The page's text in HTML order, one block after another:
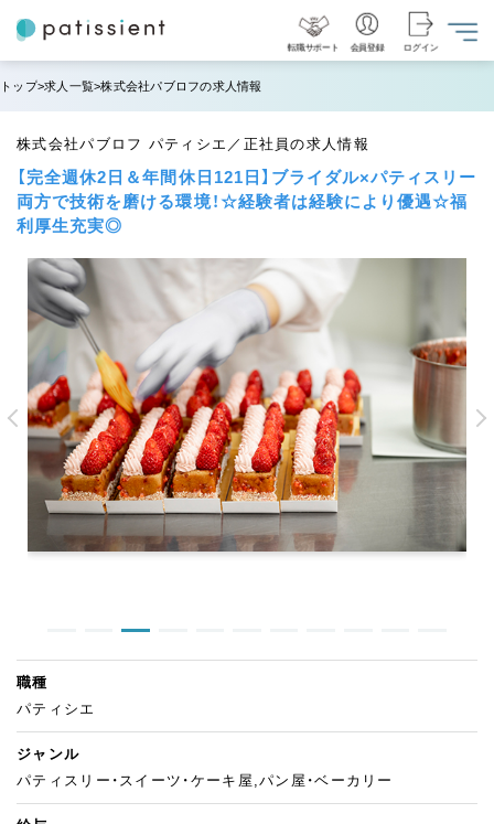
転職サポート 会員登録 ログイン
トップ 求人一覧 株式会社パブロフの求人情報
株式会社パブロフ パティシエ／正社員の求人情報
【完全週休2日＆年間休日121日】ブライダル×パティスリー
両方で技術を磨ける環境！☆経験者は経験により優遇☆福
利厚生充実◎
職種
パティシエ
ジャンル
パティスリー・スイーツ・ケーキ屋,パン屋・ベーカリー